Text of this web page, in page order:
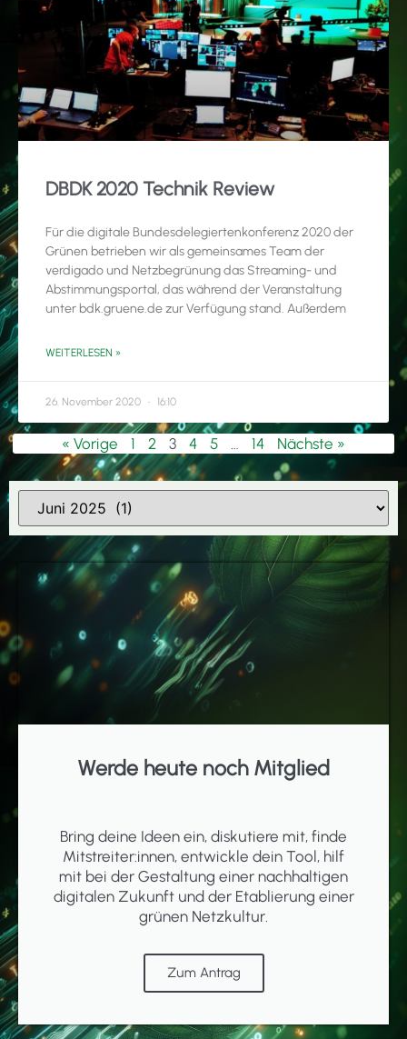
DBDK 2020 Technik Review
Für die digitale Bundesdelegiertenkonferenz 2020 der
Grünen betrieben wir als gemeinsames Team der
verdigado und Netzbegrünung das Streaming- und
Abstimmungsportal, das während der Veranstaltung
unter bdk.gruene.de zur Verfügung stand. Außerdem
WEITERLESEN »
26. November 2020 16:10
« Vorige 1 2 3 4 5 14 Nächste »
Werde heute noch Mitglied
Bring deine Ideen ein, diskutiere mit, finde
Mitstreiter:innen, entwickle dein Tool, hilf
mit bei der Gestaltung einer nachhaltigen
digitalen Zukunft und der Etablierung einer
grünen Netzkultur.
Zum Antrag